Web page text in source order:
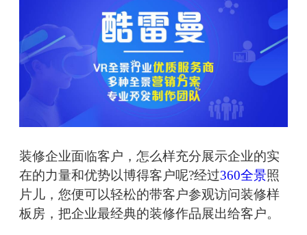
装修企业面临客户，怎么样充分展示企业的实
在的力量和优势以博得客户呢?经过360全景照
片儿，您便可以轻松的带客户参观访问装修样
板房，把企业最经典的装修作品展出给客户。